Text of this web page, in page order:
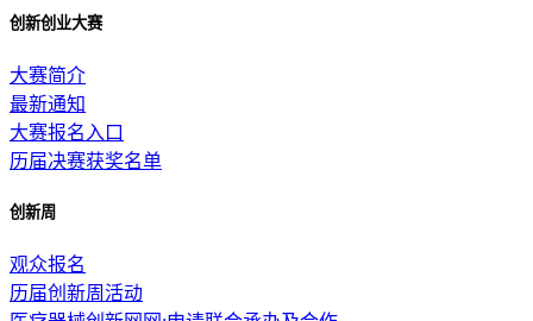
创新创业大赛
大赛简介
最新通知
大赛报名入口
历届决赛获奖名单
创新周
观众报名
历届创新周活动